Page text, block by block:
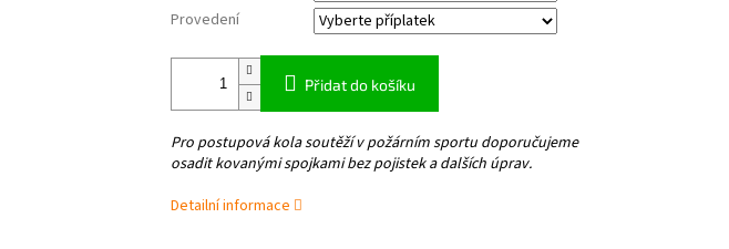
Provedení
Přidat do košíku
Pro postupová kola soutěží v požárním sportu doporučujeme
osadit kovanými spojkami bez pojistek a dalších úprav.
Detailní informace